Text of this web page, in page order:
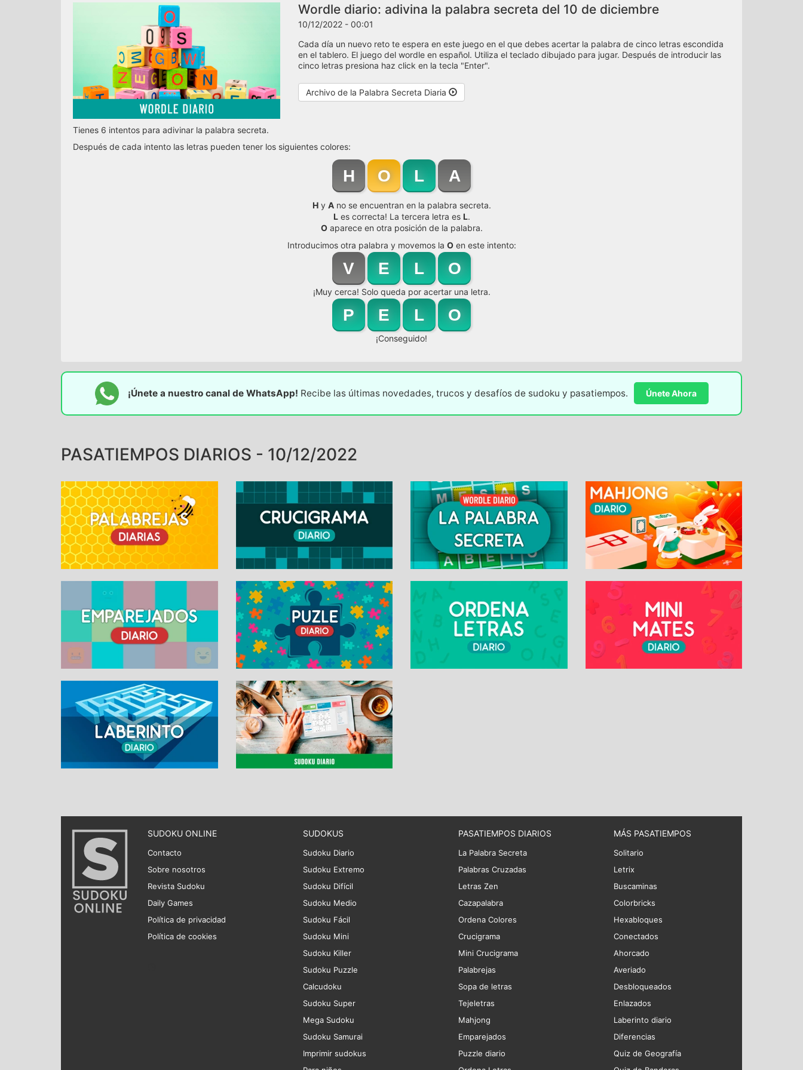
Wordle diario: adivina la palabra secreta del 10 de diciembre
10/12/2022 - 00:01
Cada día un nuevo reto te espera en este juego en el que debes acertar la palabra de cinco letras escondida
en el tablero. El juego del wordle en español. Utiliza el teclado dibujado para jugar. Después de introducir las
cinco letras presiona haz click en la tecla "Enter".
Archivo de la Palabra Secreta Diaria
Tienes 6 intentos para adivinar la palabra secreta.
Después de cada intento las letras pueden tener los siguientes colores:
H O L A
Hy Ano se encuentran en la palabra secreta.
Les correcta! La tercera letra es L.
Oaparece en otra posición de la palabra.
Introducimos otra palabra y movemos la Oen este intento:
V E L O
¡Muy cerca! Solo queda por acertar una letra.
P E L O
¡Conseguido!
¡Únete a nuestro canal de WhatsApp! Recibe las últimas novedades, trucos y desafíos de sudoku y pasatiempos. Únete Ahora
PASATIEMPOS DIARIOS - 10/12/2022
SUDOKU ONLINE
Contacto
Sobre nosotros
Revista Sudoku
Daily Games
Política de privacidad
Política de cookies
SUDOKUS
Sudoku Diario
Sudoku Extremo
Sudoku Difícil
Sudoku Medio
Sudoku Fácil
Sudoku Mini
Sudoku Killer
Sudoku Puzzle
Calcudoku
Sudoku Super
Mega Sudoku
Sudoku Samurai
Imprimir sudokus
PASATIEMPOS DIARIOS
La Palabra Secreta
Palabras Cruzadas
Letras Zen
Cazapalabra
Ordena Colores
Crucigrama
Mini Crucigrama
Palabrejas
Sopa de letras
Tejeletras
Mahjong
Emparejados
Puzzle diario
MÁS PASATIEMPOS
Solitario
Letrix
Buscaminas
Colorbricks
Hexabloques
Conectados
Ahorcado
Averiado
Desbloqueados
Enlazados
Laberinto diario
Diferencias
Quiz de Geografía